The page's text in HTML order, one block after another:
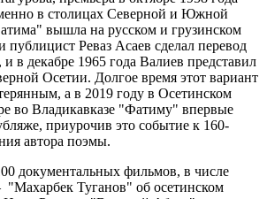
в столицах Северной и Южной
вышла на русском и грузинском
публицист Реваз Асаев сделал перевод
в декабре 1965 года Валиев представил
Осетии. Долгое время этот вариант
а в 2019 году в Осетинском
во Владикавказе "Фатиму" впервые
приурочив это событие к 160-
автора поэмы.
документальных фильмов, в числе
Туганов" об осетинском